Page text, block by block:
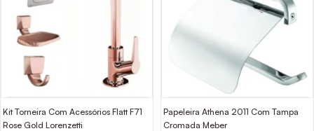
Kit Torneira Com Acessórios Flatt F71
Rose Gold Lorenzetti
Papeleira Athena 2011 Com Tampa
Cromada Meber